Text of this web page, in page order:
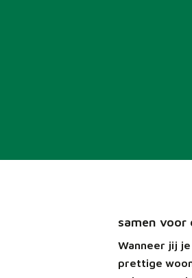
samen voor
Wanneer jij
prettige